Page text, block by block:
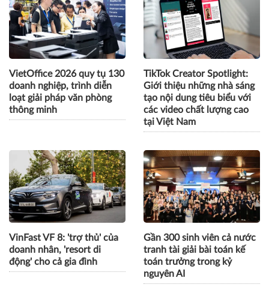
VietOffice 2026 quy tụ 130
doanh nghiệp, trình diễn
loạt giải pháp văn phòng
thông minh
TikTok Creator Spotlight:
Giới thiệu những nhà sáng
tạo nội dung tiêu biểu với
các video chất lượng cao
tại Việt Nam
VinFast VF 8: 'trợ thủ' của
doanh nhân, 'resort di
động' cho cả gia đình
Gần 300 sinh viên cả nước
tranh tài giải bài toán kế
toán trưởng trong kỷ
nguyên AI